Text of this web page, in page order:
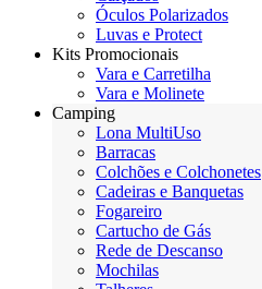
Óculos Polarizados
Luvas e Protect
Kits Promocionais
Vara e Carretilha
Vara e Molinete
Camping
Lona MultiUso
Barracas
Colchões e Colchonetes
Cadeiras e Banquetas
Fogareiro
Cartucho de Gás
Rede de Descanso
Mochilas